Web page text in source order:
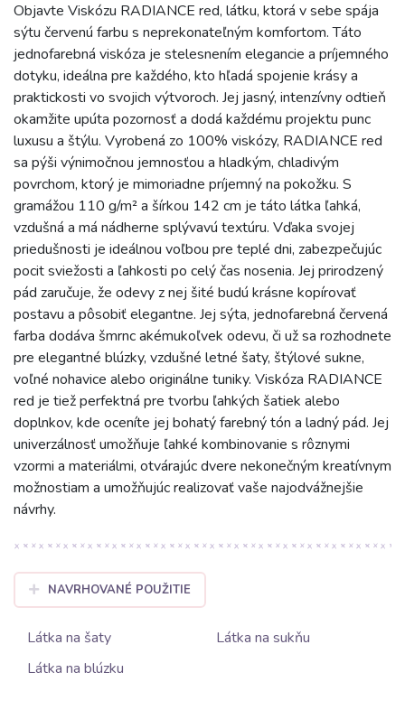
Objavte Viskózu RADIANCE red, látku, ktorá v sebe spája
sýtu červenú farbu s neprekonateľným komfortom. Táto
jednofarebná viskóza je stelesnením elegancie a príjemného
dotyku, ideálna pre každého, kto hľadá spojenie krásy a
praktickosti vo svojich výtvoroch. Jej jasný, intenzívny odtieň
okamžite upúta pozornosť a dodá každému projektu punc
luxusu a štýlu. Vyrobená zo 100% viskózy, RADIANCE red
sa pýši výnimočnou jemnosťou a hladkým, chladivým
povrchom, ktorý je mimoriadne príjemný na pokožku. S
gramážou 110 g/m² a šírkou 142 cm je táto látka ľahká,
vzdušná a má nádherne splývavú textúru. Vďaka svojej
priedušnosti je ideálnou voľbou pre teplé dni, zabezpečujúc
pocit sviežosti a ľahkosti po celý čas nosenia. Jej prirodzený
pád zaručuje, že odevy z nej šité budú krásne kopírovať
postavu a pôsobiť elegantne. Jej sýta, jednofarebná červená
farba dodáva šmrnc akémukoľvek odevu, či už sa rozhodnete
pre elegantné blúzky, vzdušné letné šaty, štýlové sukne,
voľné nohavice alebo originálne tuniky. Viskóza RADIANCE
red je tiež perfektná pre tvorbu ľahkých šatiek alebo
doplnkov, kde oceníte jej bohatý farebný tón a ladný pád. Jej
univerzálnosť umožňuje ľahké kombinovanie s rôznymi
vzormi a materiálmi, otvárajúc dvere nekonečným kreatívnym
možnostiam a umožňujúc realizovať vaše najodvážnejšie
návrhy.
NAVRHOVANÉ POUŽITIE
Látka na šaty
Látka na sukňu
Látka na blúzku